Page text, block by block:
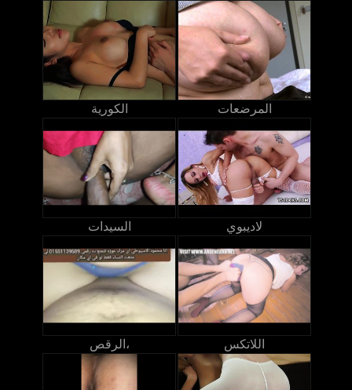
الكورية المرضعات
السيدات لاديبوي
الرقص، اللاتكس